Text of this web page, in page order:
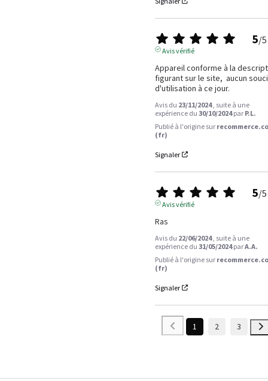
5/5
Avis vérifié
Appareil conforme à la
figurant sur le site,  aucun
d'utilisation à ce jour.
Avis du 23/11/2024 , suite à une
expérience du 30/10/2024 par P.L.
Publié à l'origine sur
(fr)
Signaler
5/5
Avis vérifié
Ras
Avis du 22/06/2024 , suite à une
expérience du 31/05/2024 parA.A.
Publié à l'origine sur
(fr)
Signaler
1 2 3